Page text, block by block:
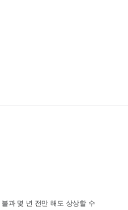
과 몇 년 전만 해도 상상할 수